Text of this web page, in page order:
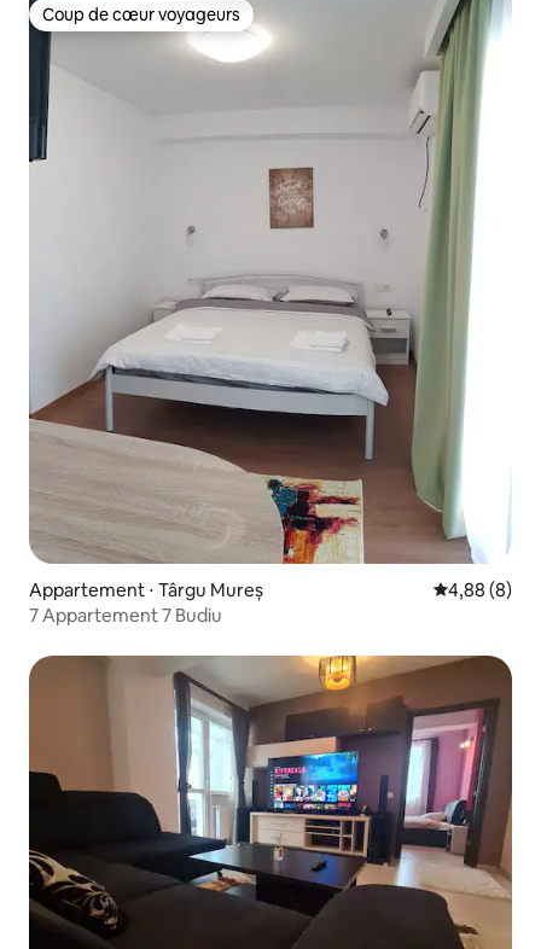
Coup de cœur voyageurs
Coup de cœur voyageurs
Appartement ⋅ Târgu Mureș Évaluation
4,88 (8)
7 Appartement 7 Budiu